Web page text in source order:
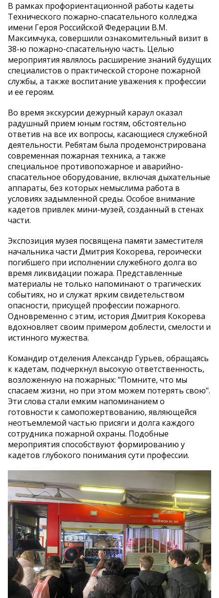
В рамках профориентационной работы кадеты
Технического пожарно-спасательного колледжа
имени Героя Российской Федерации В.М.
Максимчука, совершили ознакомительный визит в
38-ю пожарно-спасательную часть. Целью
мероприятия являлось расширение знаний будущих
специалистов о практической стороне пожарной
службы, а также воспитание уважения к профессии
и ее героям.
Во время экскурсии дежурный караул оказал
радушный прием юным гостям, обстоятельно
ответив на все их вопросы, касающиеся служебной
деятельности. Ребятам была продемонстрирована
современная пожарная техника, а также
специальное противопожарное и аварийно-
спасательное оборудование, включая дыхательные
аппараты, без которых немыслима работа в
условиях задымленной среды. Особое внимание
кадетов привлек мини-музей, созданный в стенах
части.
Экспозиция музея посвящена памяти заместителя
начальника части Дмитрия Кокорева, героически
погибшего при исполнении служебного долга во
время ликвидации пожара. Представленные
материалы не только напоминают о трагических
событиях, но и служат ярким свидетельством
опасности, присущей профессии пожарного.
Одновременно с этим, история Дмитрия Кокорева
вдохновляет своим примером доблести, смелости и
истинного мужества.
Командир отделения Александр Гурьев, обращаясь
к кадетам, подчеркнул высокую ответственность,
возложенную на пожарных: "Помните, что мы
спасаем жизни, но при этом можем потерять свою".
Эти слова стали емким напоминанием о
готовности к самопожертвованию, являющейся
неотъемлемой частью присяги и долга каждого
сотрудника пожарной охраны. Подобные
мероприятия способствуют формированию у
кадетов глубокого понимания сути профессии.